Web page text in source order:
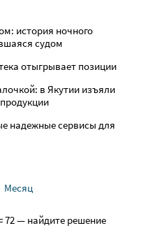
история ночного
судом
отыгрывает позиции
в Якутии изъяли
надежные сервисы для
Месяц
72 — найдите решение